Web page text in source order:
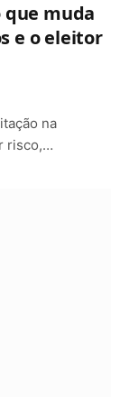
que muda
e o eleitor
na
risco,…